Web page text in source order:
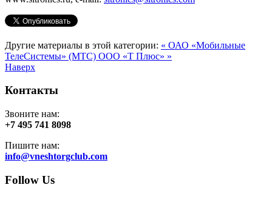
Другие материалы в этой категории: « ОАО «Мобильные
ТелеСистемы» (МТС) ООО «Т Плюс» »
Наверх
Контакты
Звоните нам:
+7 495 741 8098
Пишите нам:
info@vneshtorgclub.com
Follow Us